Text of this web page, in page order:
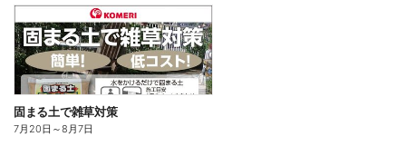
固まる土で雑草対策
7月20日 ～8月7日